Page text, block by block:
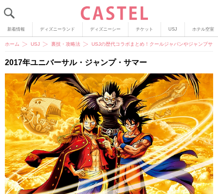
新着情報 ディズニーランド ディズニーシー チケット USJ ホテル空室
ホーム USJ 裏技・攻略法 USJの歴代コラボまとめ！クールジャパンやジャンプサ
2017年ユニバーサル・ジャンプ・サマー